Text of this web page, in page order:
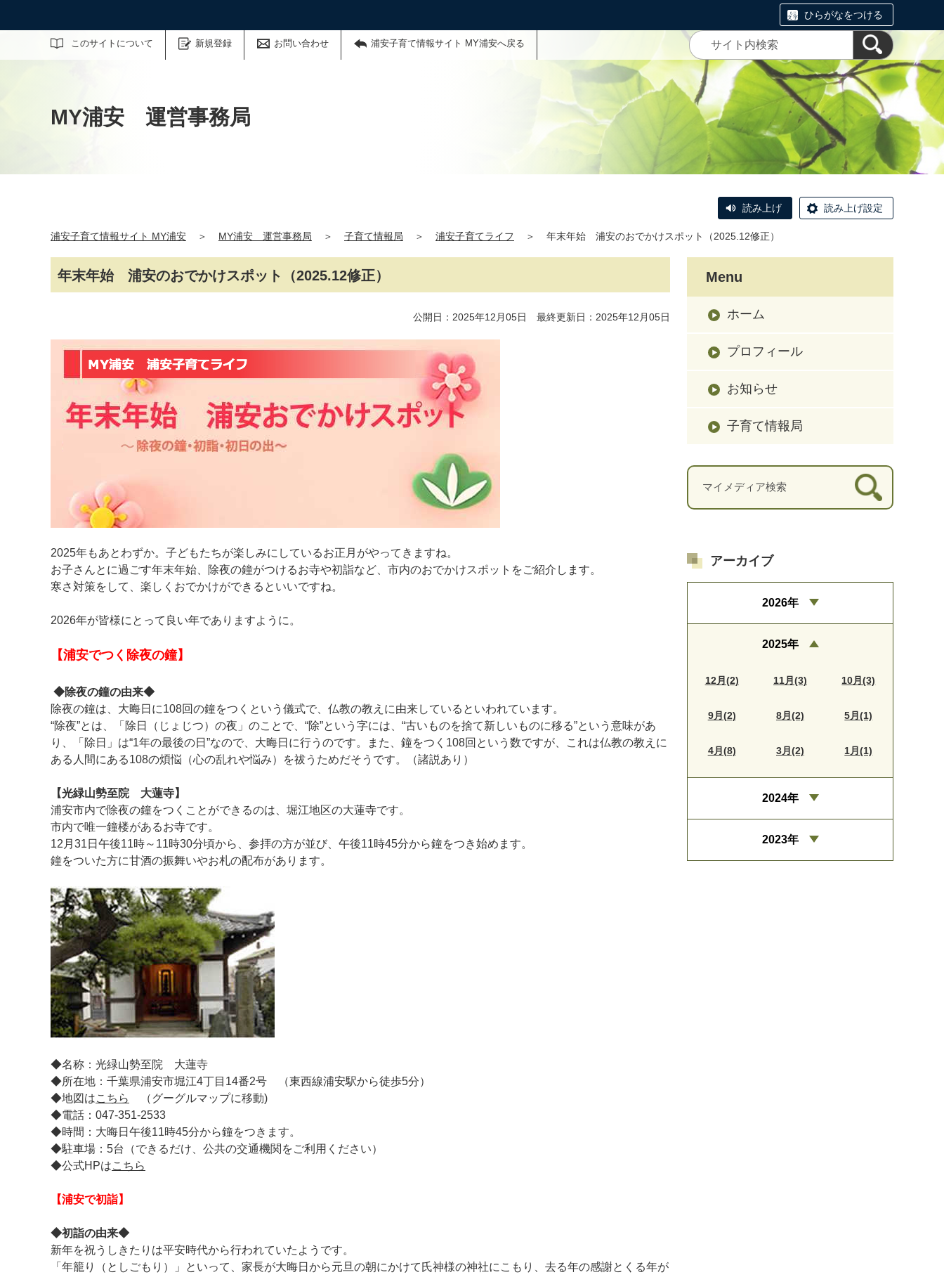
ひらがなをつける
このサイトについて 新規登録 お問い合わせ 浦安子育て情報サイト MY浦安へ戻る
サイト内検索
MY浦安 運営事務局
読み上げ 読み上げ設定
浦安子育て情報サイト MY浦安 ＞ MY浦安 運営事務局 ＞ 子育て情報局 ＞ 浦安子育てライフ ＞ 年末年始 浦安のおでかけスポット（2025.12修正）
年末年始 浦安のおでかけスポット（2025.12修正）
公開日：2025年12月05日 最終更新日：2025年12月05日
2025年もあとわずか。子どもたちが楽しみにしているお正月がやってきますね。
お子さんとに過ごす年末年始、除夜の鐘がつけるお寺や初詣など、市内のおでかけスポットをご紹介します。
寒さ対策をして、楽しくおでかけができるといいですね。
2026年が皆様にとって良い年でありますように。
【浦安でつく除夜の鐘】
◆除夜の鐘の由来◆
除夜の鐘は、大晦日に108回の鐘をつくという儀式で、仏教の教えに由来しているといわれています。
“除夜”とは、「除日（じょじつ）の夜」のことで、“除”という字には、“古いものを捨て新しいものに移る”という意味があ
り、「除日」は“1年の最後の日”なので、大晦日に行うのです。また、鐘をつく108回という数ですが、これは仏教の教えに
ある人間にある108の煩悩（心の乱れや悩み）を祓うためだそうです。（諸説あり）
【光緑山勢至院 大蓮寺】
浦安市内で除夜の鐘をつくことができるのは、堀江地区の大蓮寺です。
市内で唯一鐘楼があるお寺です。
12月31日午後11時～11時30分頃から、参拝の方が並び、午後11時45分から鐘をつき始めます。
鐘をついた方に甘酒の振舞いやお札の配布があります。
◆名称：光緑山勢至院 大蓮寺
◆所在地：千葉県浦安市堀江4丁目14番2号 （東西線浦安駅から徒歩5分）
◆地図はこちら
（グーグルマップに移動)
◆電話：047-351-2533
◆時間：大晦日午後11時45分から鐘をつきます。
◆駐車場：5台（できるだけ、公共の交通機関をご利用ください）
◆公式HPはこちら
【浦安で初詣】
◆初詣の由来◆
新年を祝うしきたりは平安時代から行われていたようです。
「年籠り（としごもり）」といって、家長が大晦日から元旦の朝にかけて氏神様の神社にこもり、去る年の感謝とくる年が
Menu
ホーム
プロフィール
お知らせ
子育て情報局
アーカイブ
2026年
2025年
12月(2) 11月(3) 10月(3)
9月(2) 8月(2) 5月(1)
4月(8) 3月(2) 1月(1)
2024年
2023年